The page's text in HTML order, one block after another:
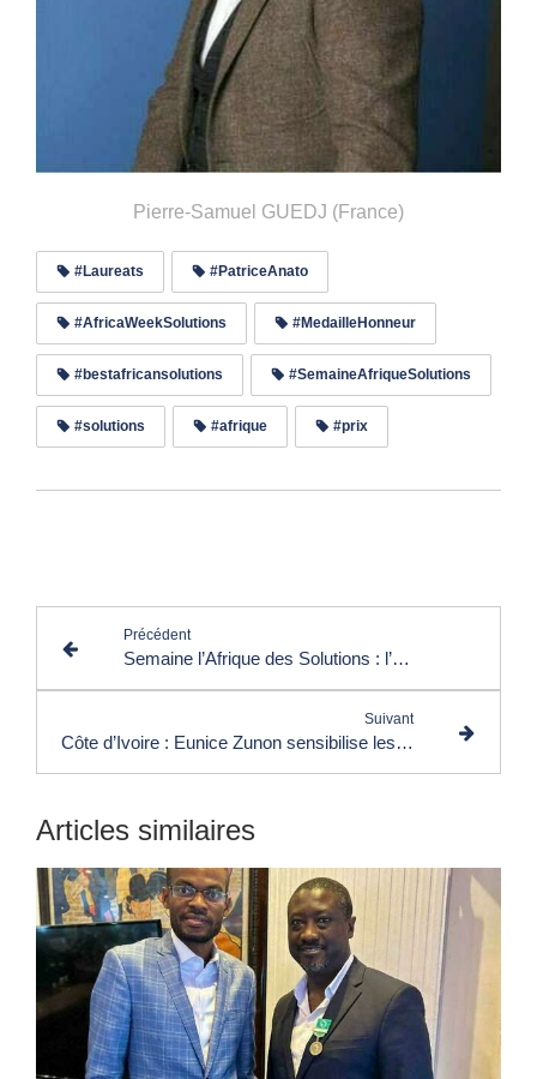
Pierre-Samuel GUEDJ (France)
#Laureats #PatriceAnato
#AfricaWeekSolutions #MedailleHonneur
#bestafricansolutions #SemaineAfriqueSolutions
#solutions #afrique #prix
Précédent
Semaine l’Afrique des Solutions : l’ancien député français Patrice Anato reçoit sa Médaille d’Honneur, hier
Suivant
Côte d’Ivoire : Eunice Zunon sensibilise les femmes sur la prévention et le traitement du cancer du sein
Articles similaires